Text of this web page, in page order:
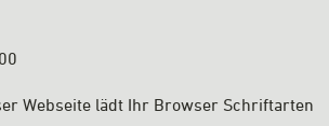
Webseite lädt Ihr Browser Schriftarten